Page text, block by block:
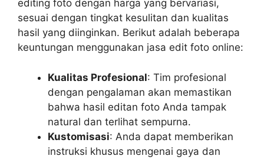
editing foto dengan harga yang bervariasi,
sesuai dengan tingkat kesulitan dan kualitas
hasil yang diinginkan. Berikut adalah beberapa
keuntungan menggunakan jasa edit foto online:
Kualitas Profesional: Tim profesional
dengan pengalaman akan memastikan
bahwa hasil editan foto Anda tampak
natural dan terlihat sempurna.
Kustomisasi: Anda dapat memberikan
instruksi khusus mengenai gaya dan